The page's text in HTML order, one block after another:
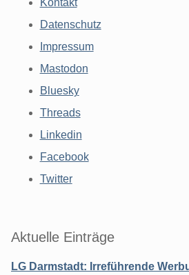
Kontakt
Datenschutz
Impressum
Mastodon
Bluesky
Threads
Linkedin
Facebook
Twitter
Aktuelle Einträge
LG Darmstadt: Irreführende